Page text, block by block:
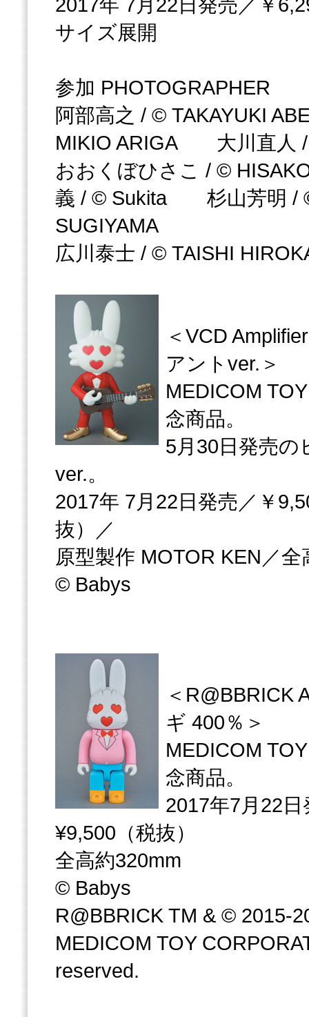
サイズ展開
参加 PHOTOGRAPHER
阿部高之 / © TAKAYUKI
MIKIO ARIGA 大川直人
おおくぼひさこ / ©
義 / © Sukita 杉山芳明 /
SUGIYAMA
広川泰士 / © TAISHI
＜VCD
アントver.＞
MEDICOM
念商品。
5月30日発売の
ver.。
2017年 7月22日発売／￥
抜）／
原型製作 MOTOR KEN／全
© Babys
＜R@BBRICK
ギ 400％＞
MEDICOM
念商品。
2017年7月22
¥9,500（税抜）
全高約320mm
© Babys
R@BBRICK TM & © 2015-
MEDICOM TOY
reserved.